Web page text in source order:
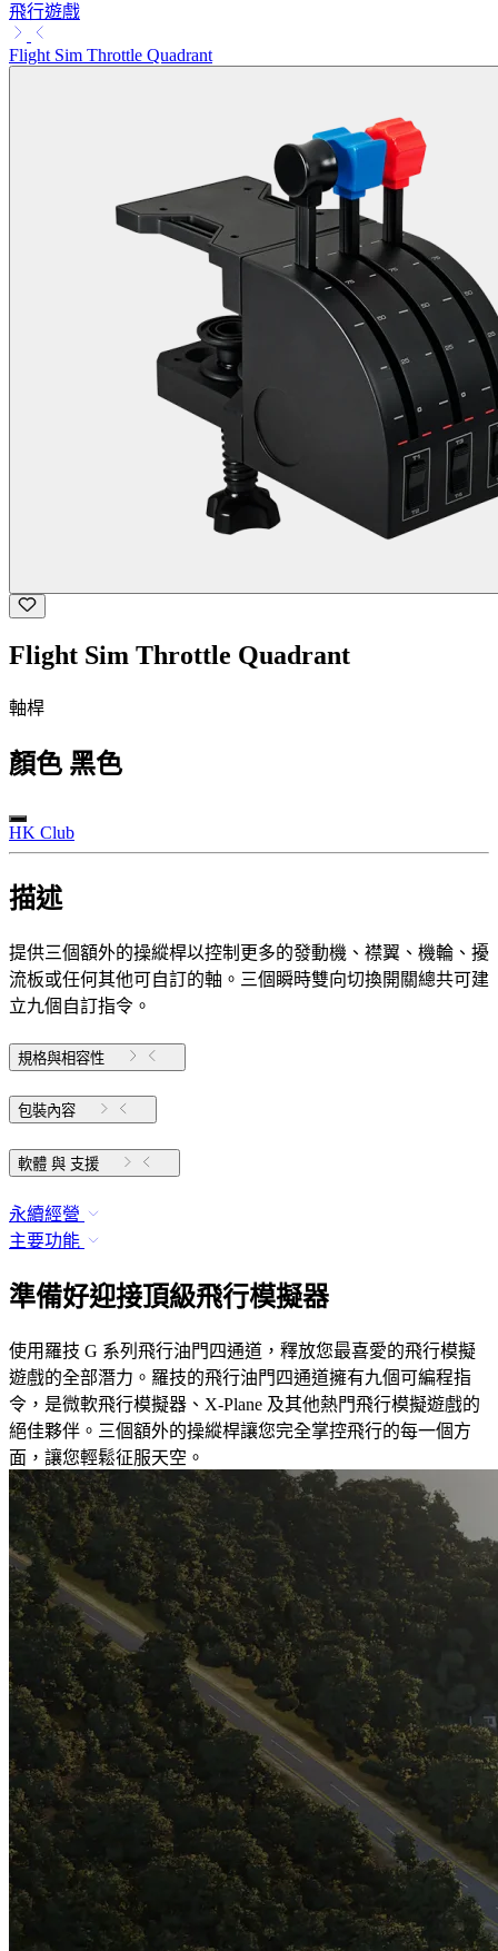
飛行遊戲
Flight Sim Throttle Quadrant
Flight Sim Throttle Quadrant
軸桿
顏色 黑色
HK Club
描述
提供三個額外的操縱桿以控制更多的發動機、襟翼、機輪、擾
流板或任何其他可自訂的軸。三個瞬時雙向切換開關總共可建
立九個自訂指令。
規格與相容性
包裝內容
軟體 與 支援
永續經營
主要功能
準備好迎接頂級飛行模擬器
使用羅技 G 系列飛行油門四通道，釋放您最喜愛的飛行模擬
遊戲的全部潛力。羅技的飛行油門四通道擁有九個可編程指
令，是微軟飛行模擬器、X-Plane 及其他熱門飛行模擬遊戲的
絕佳夥伴。三個額外的操縱桿讓您完全掌控飛行的每一個方
面，讓您輕鬆征服天空。